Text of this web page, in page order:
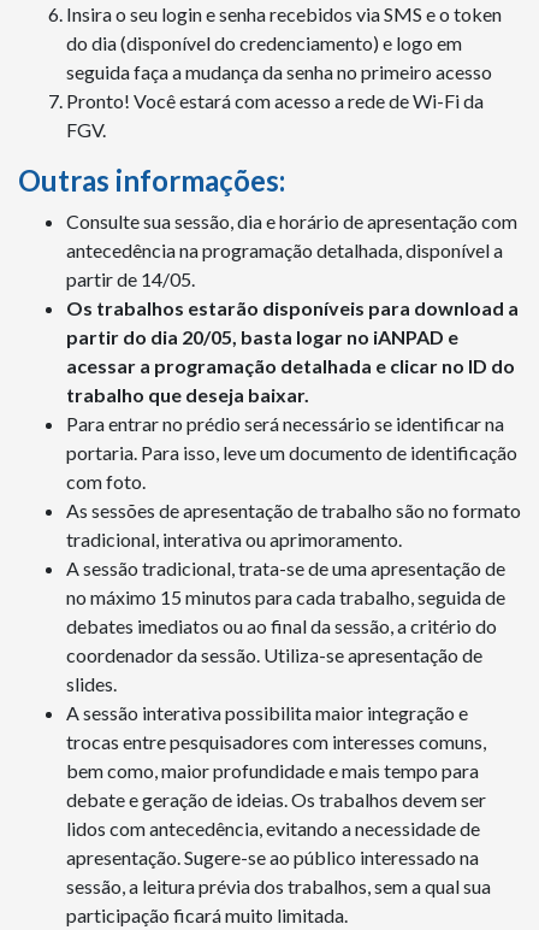
Insira o seu login e senha recebidos via SMS e o token
do dia (disponível do credenciamento) e logo em
seguida faça a mudança da senha no primeiro acesso
Pronto! Você estará com acesso a rede de Wi-Fi da
FGV.
Outras informações:
Consulte sua sessão, dia e horário de apresentação com
antecedência na programação detalhada, disponível a
partir de 14/05.
Os trabalhos estarão disponíveis para download a
partir do dia 20/05, basta logar no iANPAD e
acessar a programação detalhada e clicar no ID do
trabalho que deseja baixar.
Para entrar no prédio será necessário se identificar na
portaria. Para isso, leve um documento de identificação
com foto.
As sessões de apresentação de trabalho são no formato
tradicional, interativa ou aprimoramento.
A sessão tradicional, trata-se de uma apresentação de
no máximo 15 minutos para cada trabalho, seguida de
debates imediatos ou ao final da sessão, a critério do
coordenador da sessão. Utiliza-se apresentação de
slides.
A sessão interativa possibilita maior integração e
trocas entre pesquisadores com interesses comuns,
bem como, maior profundidade e mais tempo para
debate e geração de ideias. Os trabalhos devem ser
lidos com antecedência, evitando a necessidade de
apresentação. Sugere-se ao público interessado na
sessão, a leitura prévia dos trabalhos, sem a qual sua
participação ficará muito limitada.